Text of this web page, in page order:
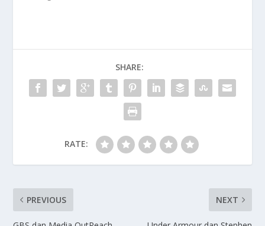
SHARE:
RATE:
PREVIOUS NEXT